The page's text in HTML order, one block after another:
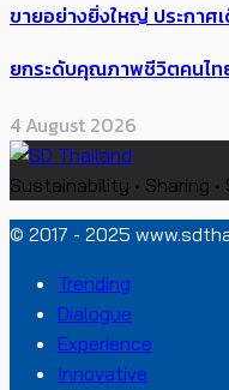
ขายอย่างยิ่งใหญ่ ประกาศ
ยกระดับคุณภาพชีวิตคนไท
4 August 2026
Sustainability • Sharing
© 2017 - 2025
Trending
Dialogue
Experience
Innovative